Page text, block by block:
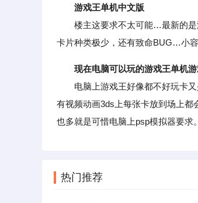
游戏王单机中文版
楼主这要求不太可能…最新的是游
卡片种类极少，还有致命BUG…小
现在电脑可以玩的游戏王单机
电脑上游戏王好像都不好玩卡又
有视频动画3ds上每张卡放到场上
也多就是可惜电脑上psp模拟器要求。
热门推荐